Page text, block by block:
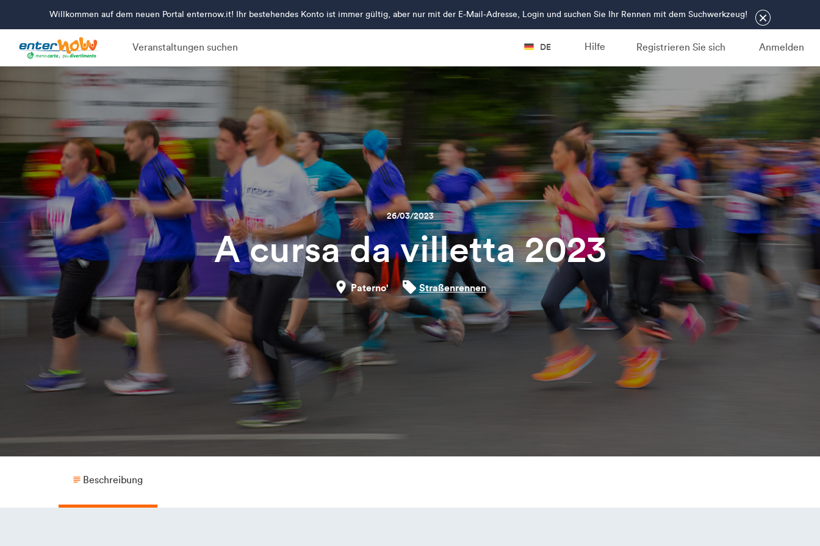
×
Willkommen auf dem neuen Portal enternow.it! Ihr bestehendes Konto ist immer gültig, aber nur mit der E-Mail-Adresse, Login und suchen Sie Ihr Rennen mit dem Suchwerkzeug!
Veranstaltungen suchen Registrieren Sie sich Anmelden
DE Hilfe
26/03/2023
A cursa da villetta 2023
Paterno' Straßenrennen
Beschreibung